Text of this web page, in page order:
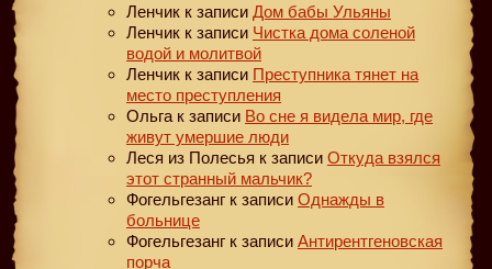
Ленчик к записи Дом бабы Ульяны
Ленчик к записи Чистка дома соленой
водой и молитвой
Ленчик к записи Преступника тянет на
место преступления
Ольга к записи Во сне я видела мир, где
живут умершие люди
Леся из Полесья к записи Откуда взялся
этот странный мальчик?
Фогельгезанг к записи Однажды в
больнице
Фогельгезанг к записи Антирентгеновская
порча